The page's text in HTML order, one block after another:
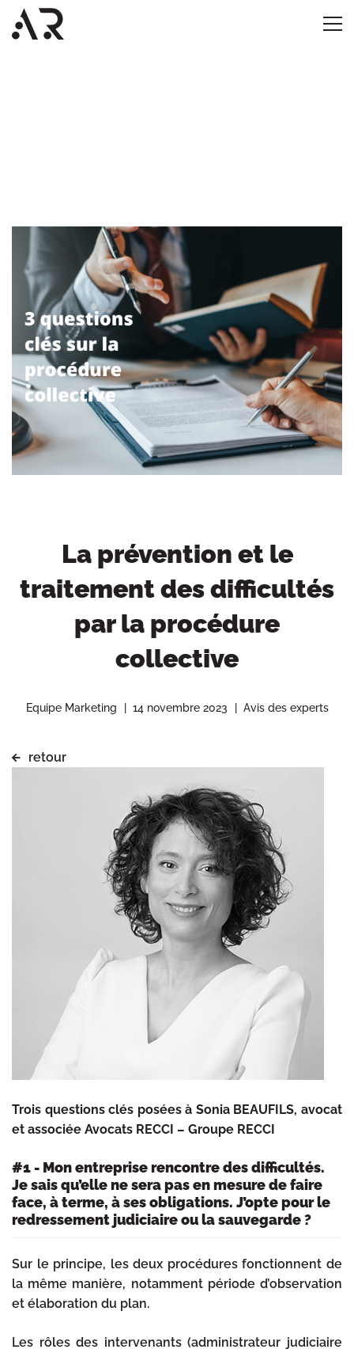
La prévention et le
traitement des difficultés
par la procédure
collective
Equipe Marketing 14 novembre 2023 Avis des experts
retour
Trois questions clés posées à Sonia BEAUFILS, avocat
et associée Avocats RECCI – Groupe RECCI
#1 - Mon entreprise rencontre des difficultés.
Je sais qu’elle ne sera pas en mesure de faire
face, à terme, à ses obligations. J’opte pour le
redressement judiciaire ou la sauvegarde ?
Sur le principe, les deux procédures fonctionnent de
la même manière, notamment période d’observation
et élaboration du plan.
Les rôles des intervenants (administrateur judiciaire